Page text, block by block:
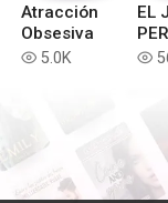
Atracción
Obsesiva
read 5.0K
EL
read